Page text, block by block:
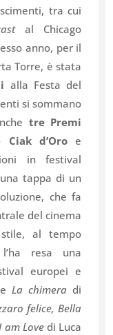
tra cui
al Chicago
anno, per il
Torre, è stata
alla Festa del
si sommano
tre Premi
d’Oro e
in festival
tappa di un
che fa
del cinema
stile, al tempo
resa una
europei e
La chimera di
felice, Bella
am Lovedi Luca